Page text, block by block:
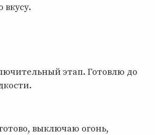
вкусу.
этап. Готовлю до
выключаю огонь,